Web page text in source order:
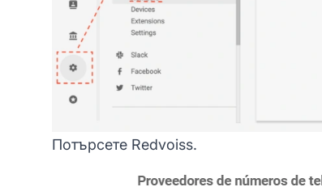
Потърсете Redvoiss.